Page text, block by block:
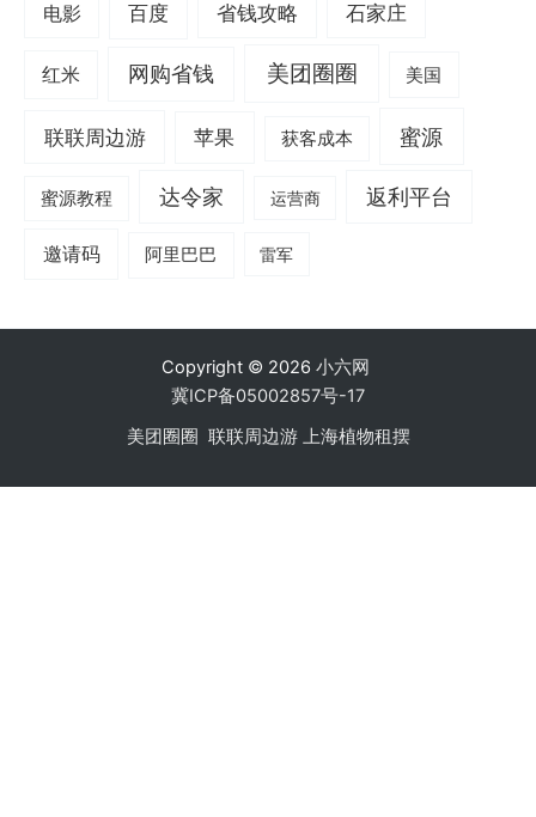
电影 百度 省钱攻略 石家庄
红米 网购省钱 美团圈圈 美国
联联周边游 苹果 获客成本 蜜源
蜜源教程 达令家 运营商 返利平台
邀请码 阿里巴巴 雷军
Copyright © 2026 小六网
冀ICP备05002857号-17
美团圈圈 联联周边游 上海植物租摆